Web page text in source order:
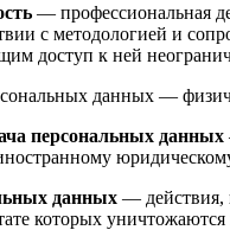
— профессиональная
с методологией и
доступ к ней
данных —
персональных данных
данных — действия,
которых